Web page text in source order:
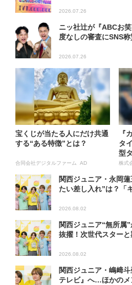
2026.07.26
ニッ社辻が『ABCお
度なしの審査にSNS
2026.07.26
宝くじが当たる人にだけ共通
する“ある特徴”とは？
合同会社デジタルファーム AD
『
タ
型
株式
関西ジュニア・永岡
たい差し入れ”は？「
2026.08.02
関西ジュニア“無所属
抜擢！次世代スター
2026.08.02
関西ジュニア・嶋﨑
テレビ』へ…ほかのメ